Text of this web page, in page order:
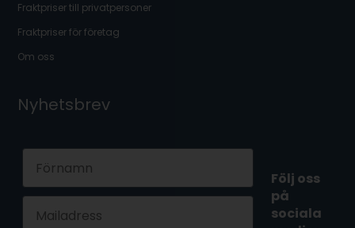
Fraktpriser till privatpersoner
Fraktpriser för företag
Om oss
Nyhetsbrev
Följ oss
på
sociala